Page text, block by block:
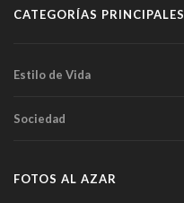
CATEGORÍAS PRINCIPALES
Estilo de Vida
Sociedad
FOTOS AL AZAR